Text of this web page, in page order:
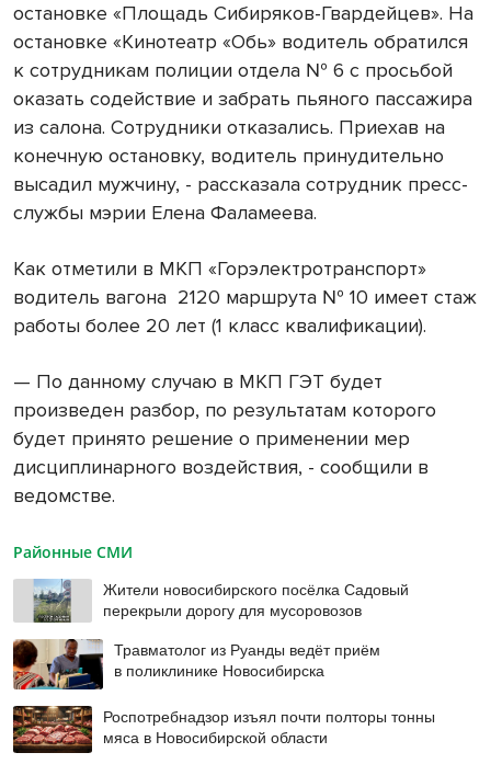
остановке «Площадь Сибиряков-Гвардейцев». На
остановке «Кинотеатр «Обь» водитель обратился
к сотрудникам полиции отдела № 6 с просьбой
оказать содействие и забрать пьяного пассажира
из салона. Сотрудники отказались. Приехав на
конечную остановку, водитель принудительно
высадил мужчину, - рассказала сотрудник пресс-
службы мэрии Елена Фаламеева.
Как отметили в МКП «Горэлектротранспорт»
водитель вагона 2120 маршрута № 10 имеет стаж
работы более 20 лет (1 класс квалификации).
— По данному случаю в МКП ГЭТ будет
произведен разбор, по результатам которого
будет принято решение о применении мер
дисциплинарного воздействия, - сообщили в
ведомстве.
Районные СМИ
Жители новосибирского посёлка Садовый
перекрыли дорогу для мусоровозов
Травматолог из Руанды ведёт приём
в поликлинике Новосибирска
Роспотребнадзор изъял почти полторы тонны
мяса в Новосибирской области